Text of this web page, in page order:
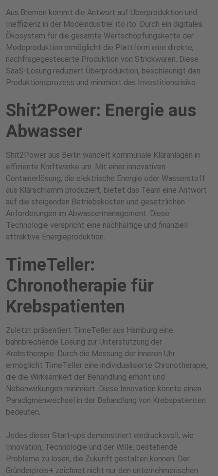
Aus Bremen kommt die Antwort auf Überproduktion und
Ineffizienz in der Modeindustrie: ito ito. Durch ein digitales
Ökosystem für die gesamte Wertschöpfungskette der
Modeproduktion ermöglicht die Plattform eine direkte,
nachfragegesteuerte Produktion von Strickwaren. Diese
SaaS-Lösung reduziert Überproduktion, beschleunigt den
Produktionsprozess und minimiert das Investitionsrisiko.
Shit2Power: Energie aus
Abwasser
Shit2Power aus Berlin wandelt kommunale Kläranlagen in
effiziente Kraftwerke um. Mit einer innovativen
Containerlösung, die elektrische Energie oder Wasserstoff
aus Klärschlamm produziert, bietet das Team eine Antwort
auf die steigenden Betriebskosten und gesetzlichen
Anforderungen im Abwassermanagement. Diese
Technologie verspricht eine nachhaltige und finanziell
attraktive Energieproduktion.
TimeTeller:
Chronotherapie für
Krebspatienten
Zuletzt präsentiert TimeTeller aus Hamburg eine
bahnbrechende Lösung zur Unterstützung der
Krebstherapie. Durch die Messung der inneren Uhr
ermöglicht TimeTeller eine individualisierte Chronotherapie,
die die Wirksamkeit der Behandlung erhöht und
Nebenwirkungen minimiert. Diese Innovation könnte einen
Paradigmenwechsel in der Behandlung von Krebspatienten
bedeuten.
Jedes dieser Start-ups demonstriert eindrucksvoll, wie
Innovation, Technologie und der Wille, bestehende
Probleme zu lösen, die Zukunft gestalten können. Der
Gründerpreis+ zeichnet nicht nur den unternehmerischen